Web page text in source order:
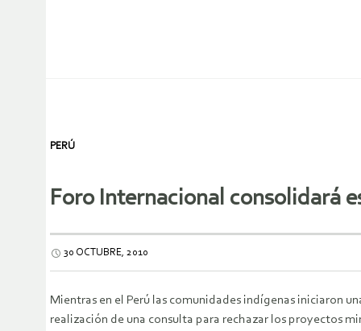
PERÚ
Foro Internacional consolidará
30 OCTUBRE, 2010
Mientras en el Perú las comunidades indígenas iniciaron
realización de una consulta para rechazar los proyectos